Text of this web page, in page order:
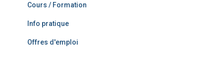
Cours / Formation
Info pratique
Offres d'emploi